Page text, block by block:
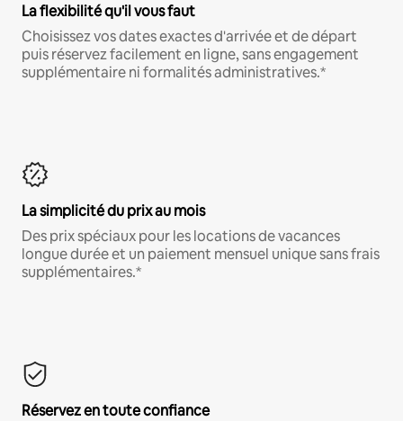
La flexibilité qu'il vous faut
Choisissez vos dates exactes d'arrivée et de départ
puis réservez facilement en ligne, sans engagement
supplémentaire ni formalités administratives.*
La simplicité du prix au mois
Des prix spéciaux pour les locations de vacances
longue durée et un paiement mensuel unique sans frais
supplémentaires.*
Réservez en toute confiance